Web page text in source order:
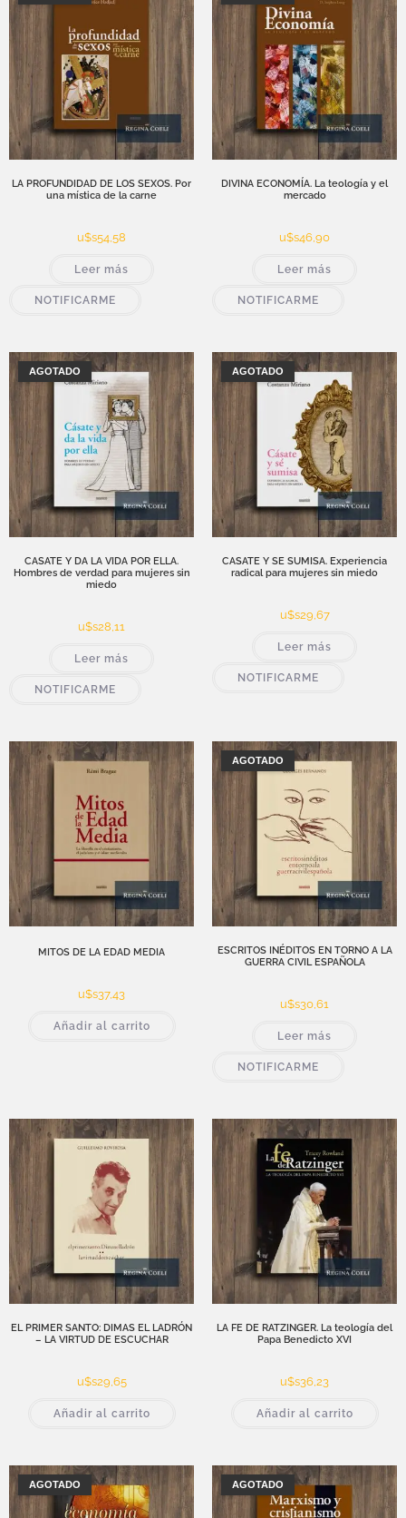
LA PROFUNDIDAD DE LOS SEXOS. Por
una mística de la carne
u$s54,58
Leer más
NOTIFICARME
DIVINA ECONOMÍA. La teología y el
mercado
u$s46,90
Leer más
NOTIFICARME
AGOTADO
CASATE Y DA LA VIDA POR ELLA.
Hombres de verdad para mujeres sin
miedo
u$s28,11
Leer más
NOTIFICARME
AGOTADO
CASATE Y SE SUMISA. Experiencia
radical para mujeres sin miedo
u$s29,67
Leer más
NOTIFICARME
MITOS DE LA EDAD MEDIA
u$s37,43
Añadir al carrito
AGOTADO
ESCRITOS INÉDITOS EN TORNO A LA
GUERRA CIVIL ESPAÑOLA
u$s30,61
Leer más
NOTIFICARME
EL PRIMER SANTO: DIMAS EL LADRÓN
– LA VIRTUD DE ESCUCHAR
u$s29,65
Añadir al carrito
LA FE DE RATZINGER. La teología del
Papa Benedicto XVI
u$s36,23
Añadir al carrito
AGOTADO AGOTADO